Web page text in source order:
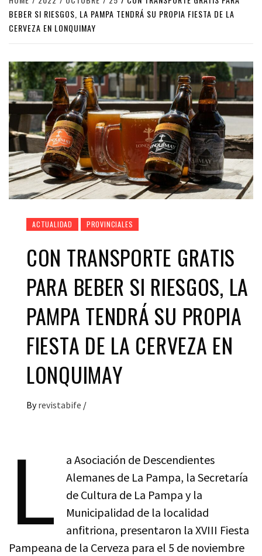
BEBER SI RIESGOS, LA PAMPA TENDRÁ SU PROPIA FIESTA DE LA
CERVEZA EN LONQUIMAY
ACTUALIDAD PROVINCIALES
CON TRANSPORTE GRATIS
PARA BEBER SI RIESGOS, LA
PAMPA TENDRÁ SU PROPIA
FIESTA DE LA CERVEZA EN
LONQUIMAY
By revistabife /
L
a Asociación de Descendientes
Alemanes de La Pampa, la Secretaría
de Cultura de La Pampa y la
Municipalidad de la localidad
anfitriona, presentaron la XVIII Fiesta
Pampeana de la Cerveza para el 5 de noviembre